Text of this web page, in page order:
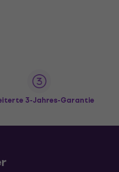
3-Jahres-Garantie